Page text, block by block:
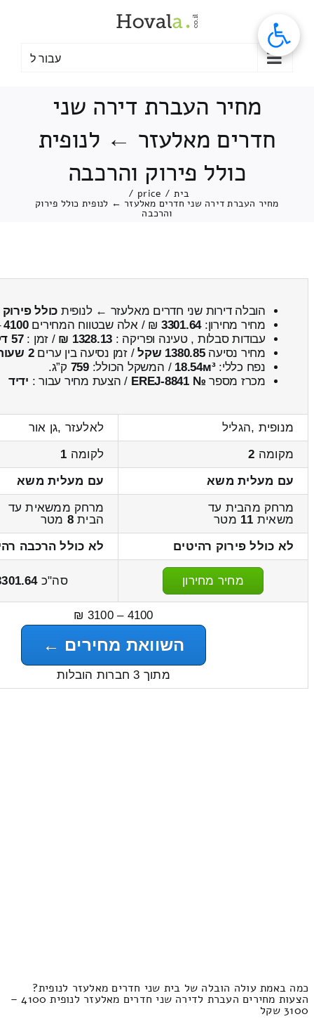
עבור ל
מחיר העברת דירה שני
חדרים מאלעזר ← לנופית
כולל פירוק והרכבה
בית /
price
/
מחיר העברת דירה שני חדרים מאלעזר ← לנופית כולל פירוק
והרכבה
הובלה דירות שני חדרים מאלעזר ← לנופית כולל
מחיר מחירון:3301.64 ₪ / אלה שבטווח המחירים4100
עבודות סבלות , טעינה ופריקה : 1328.13 ₪ / זמן :57 דקות 13 שניות
מחיר נסיעה1380.85 שקל / זמן נסיעה בין ערים2 שעות , 2 דקות
נפח כללי:18.54м³ / המשקל הכולל:759 ק”ג.
מכרז מספר № EREJ-8841 / הצעת מחיר עבור : ידיד
מנופית ,הגליל
לאלעזר ,גן אור
מקומה 2 לקומה 1
עם מעלית משא
עם מעלית משא
מרחק מהבית עד
משאית 11 מטר
מרחק ממשאית עד
הבית8 מטר
לא כולל פירוק רהיטים
לא כולל הרכבה
מחיר מחירון סה"כ
4100 – 3100 ₪
השוואת מחירים ←
מתוך 3 חברות הובלות
כמה באמת עולה הובלה של בית שני חדרים מאלעזר לנופית?
הצעות מחירים העברת לדירה שני חדרים מאלעזר לנופית 4100 –
3100 שקל